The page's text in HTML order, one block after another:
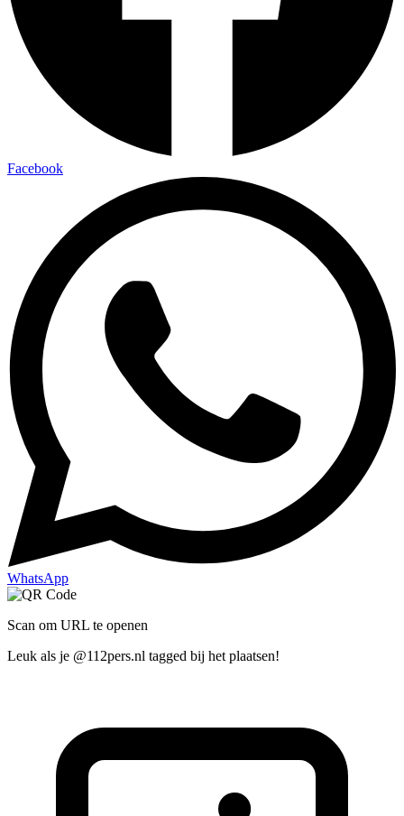
Facebook
WhatsApp
Scan om URL te openen
Leuk als je @112pers.nl tagged bij het plaatsen!